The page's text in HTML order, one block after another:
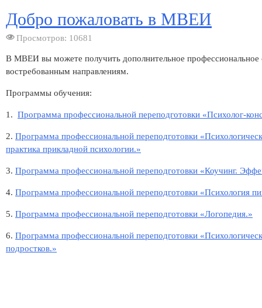
Добро пожаловать в МВЕИ
Просмотров: 10681
В МВЕИ вы можете получить дополнительное профессиональное
востребованным направлениям.
Программы обучения:
1. Программа профессиональной переподготовки «Психолог-
2. Программа профессиональной переподготовки
практика прикладной психологии.»
3. Программа профессиональной переподготовки «Коучинг.
4. Программа профессиональной переподготовки «Психология
5. Программа профессиональной переподготовки «Логопедия.»
6. Программа профессиональной переподготовки
подростков.»